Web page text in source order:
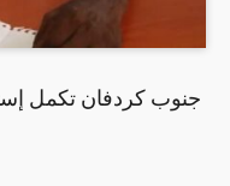
جنوب كردفان تكمل